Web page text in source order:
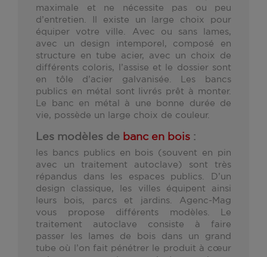
maximale et ne nécessite pas ou peu
d’entretien. Il existe un large choix pour
équiper votre ville. Avec ou sans lames,
avec un design intemporel, composé en
structure en tube acier, avec un choix de
différents coloris, l’assise et le dossier sont
en tôle d’acier galvanisée. Les bancs
publics en métal sont livrés prêt à monter.
Le banc en métal à une bonne durée de
vie, possède un large choix de couleur.
Les modèles de banc en bois :
les bancs publics en bois (souvent en pin
avec un traitement autoclave) sont très
répandus dans les espaces publics. D’un
design classique, les villes équipent ainsi
leurs bois, parcs et jardins. Agenc-Mag
vous propose différents modèles. Le
traitement autoclave consiste à faire
passer les lames de bois dans un grand
tube où l’on fait pénétrer le produit à cœur